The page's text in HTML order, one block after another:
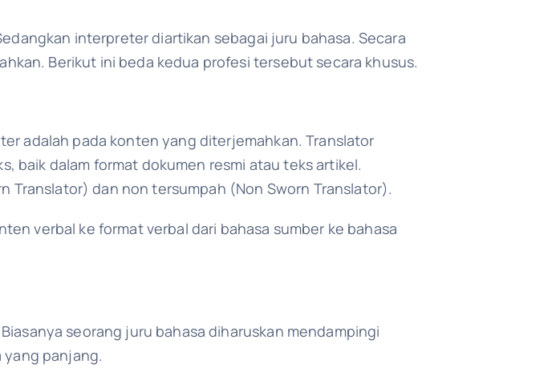
interpreter diartikan sebagai juru bahasa. Secara
Berikut ini beda kedua profesi tersebut secara khusus.
adalah pada konten yang diterjemahkan. Translator
baik dalam format dokumen resmi atau teks artikel.
Translator) dan non tersumpah (Non Sworn Translator).
verbal ke format verbal dari bahasa sumber ke bahasa
seorang juru bahasa diharuskan mendampingi
yang panjang.